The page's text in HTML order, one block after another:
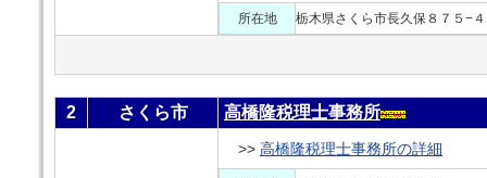
所在地 栃木県さくら市長久保８７５−４
2 さくら市 高橋隆税理士事務所
>> 高橋隆税理士事務所の詳細